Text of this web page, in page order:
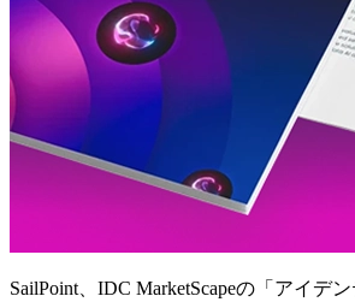
SailPoint、IDC MarketScapeの「アイデ